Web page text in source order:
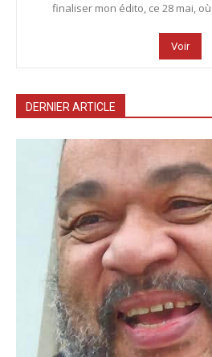
finaliser mon édito, ce 28 mai,
Voir
DERNIER ARTICLE